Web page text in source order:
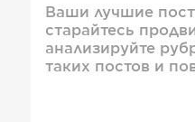
Ваши лучшие
старайтесь
анализируйте
таких постов и